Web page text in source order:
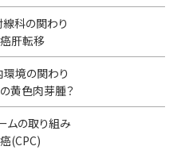
科の関わり
肝転移
境の関わり
黄色肉芽腫？
ムの取り組み
(CPC)